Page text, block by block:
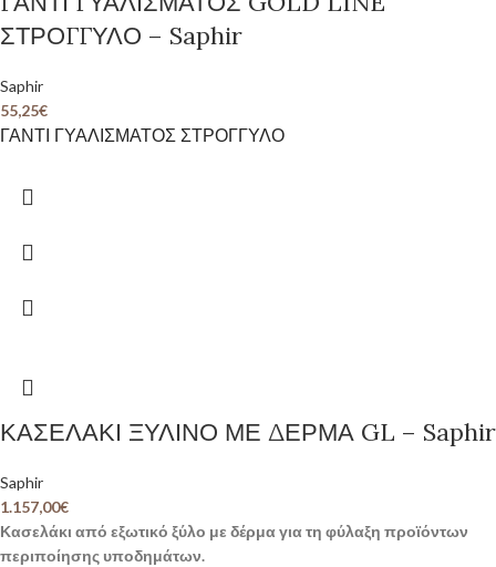
ΣΤΡΟΓΓΥΛΟ – Saphir
Saphir
55,25€
ΓΑΝΤΙ ΓΥΑΛΙΣΜΑΤΟΣ ΣΤΡΟΓΓΥΛΟ
ΚΑΣΕΛΑΚΙ ΞΥΛΙΝΟ ΜΕ ΔΕΡΜΑ GL – Saphir
Saphir
1.157,00€
Κασελάκι από εξωτικό ξύλο με δέρμα για τη φύλαξη προϊόντων
περιποίησης υποδημάτων.